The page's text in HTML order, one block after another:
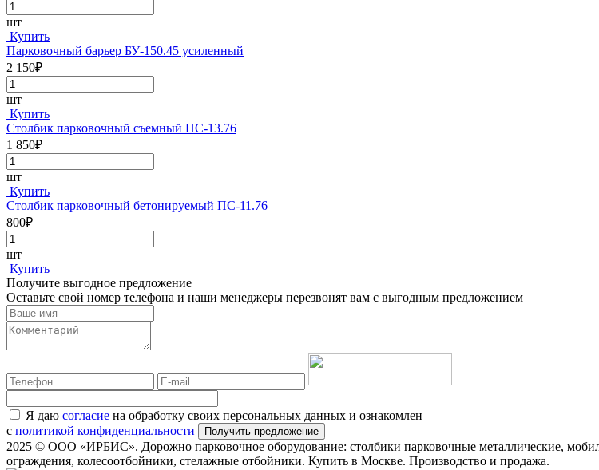
шт
Купить
Парковочный барьер БУ-150.45 усиленный
2 150₽
шт
Купить
Столбик парковочный съемный ПС-13.76
1 850₽
шт
Купить
Столбик парковочный бетонируемый ПС-11.76
800₽
шт
Купить
Получите выгодное предложение
Оставьте свой номер телефона и наши менеджеры перезвонят вам с выгодным предложением
Я даю согласие на обработку своих персональных данных и ознакомлен
с политикой конфиденциальности
2025 © ООО «ИРБИС». Дорожно парковочное оборудование: столбики парковочные металлические,
ограждения, колесоотбойники, стелажные отбойники. Купить в Москве. Производство и продажа.